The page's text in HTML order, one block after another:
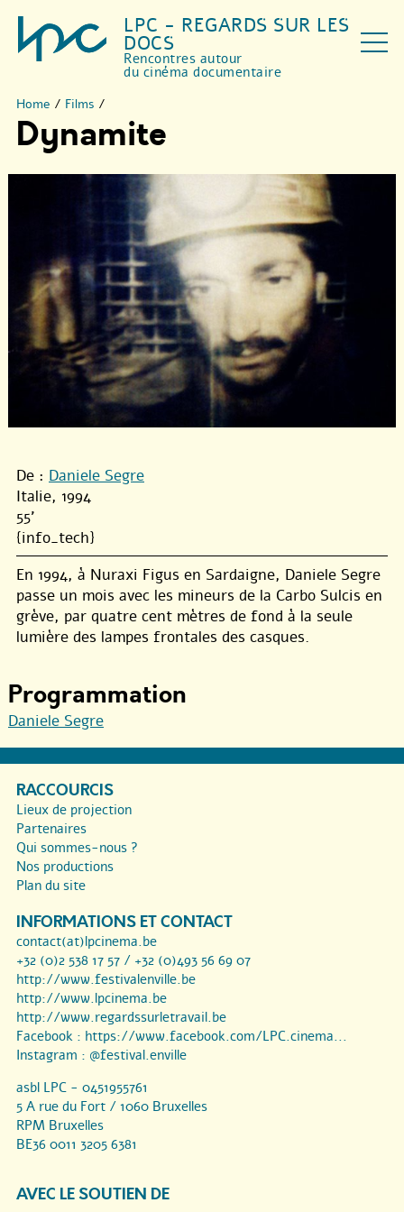
LPC - REGARDS SUR LES
DOCS
Rencontres autour
du cinéma documentaire
Home / Films /
Dynamite
De : Daniele Segre
Italie, 1994
55'
{info_tech}
En 1994, à Nuraxi Figus en Sardaigne, Daniele Segre
passe un mois avec les mineurs de la Carbo Sulcis en
grève, par quatre cent mètres de fond à la seule
lumière des lampes frontales des casques.
Programmation
Daniele Segre
RACCOURCIS
Lieux de projection
Partenaires
Qui sommes-nous ?
Nos productions
Plan du site
INFORMATIONS ET CONTACT
contact(at)lpcinema.be
+32 (0)2 538 17 57 / +32 (0)493 56 69 07
http://www.festivalenville.be
http://www.lpcinema.be
http://www.regardssurletravail.be
Facebook : https://www.facebook.com/LPC.cinema...
Instagram : @festival.enville
asbl LPC - 0451955761
5 A rue du Fort / 1060 Bruxelles
RPM Bruxelles
BE36 0011 3205 6381
AVEC LE SOUTIEN DE